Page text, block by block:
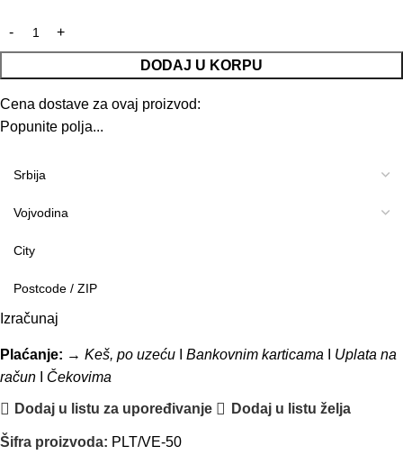
DODAJ U KORPU
Cena dostave za ovaj proizvod:
Popunite polja...
Izračunaj
Plaćanje: → Keš, po uzeću Bankovnim karticama
Uplata na
račun
Čekovima
Dodaj u listu za upoređivanje Dodaj u listu želja
Šifra proizvoda: PLT/VE-50